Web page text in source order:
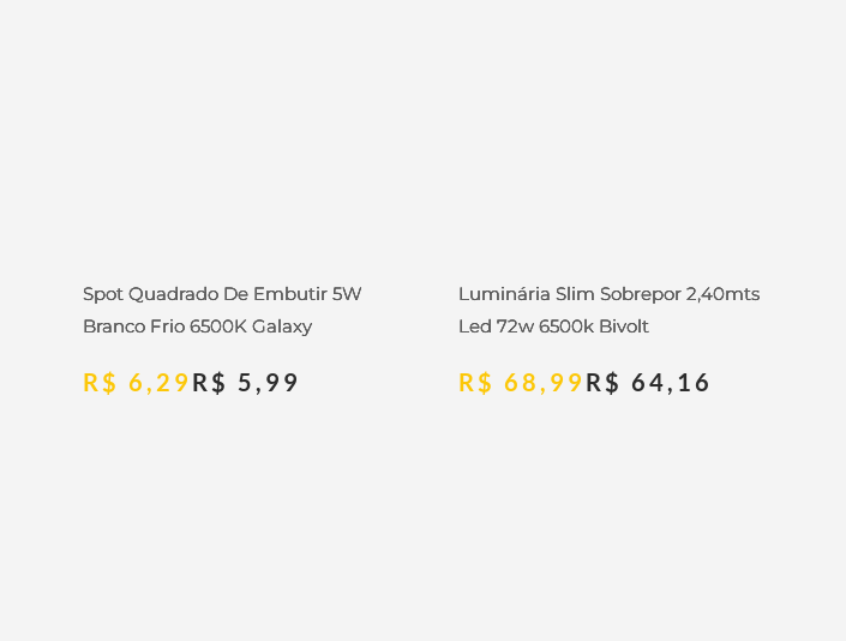
Spot Quadrado De Embutir 5W
Branco Frio 6500K Galaxy
R$ 6,29 R$ 5,99
Luminária Slim Sobrepor 2,40mts
Led 72w 6500k Bivolt
R$ 68,99 R$ 64,16